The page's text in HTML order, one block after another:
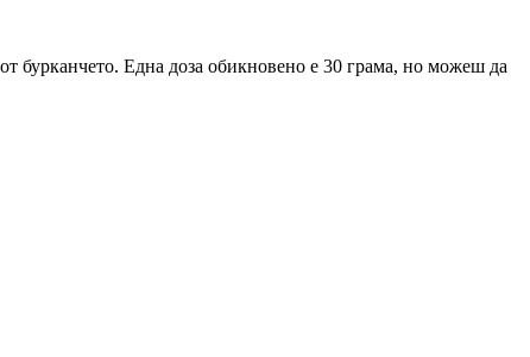
бурканчето. Една доза обикновено е 30 грама, но можеш да